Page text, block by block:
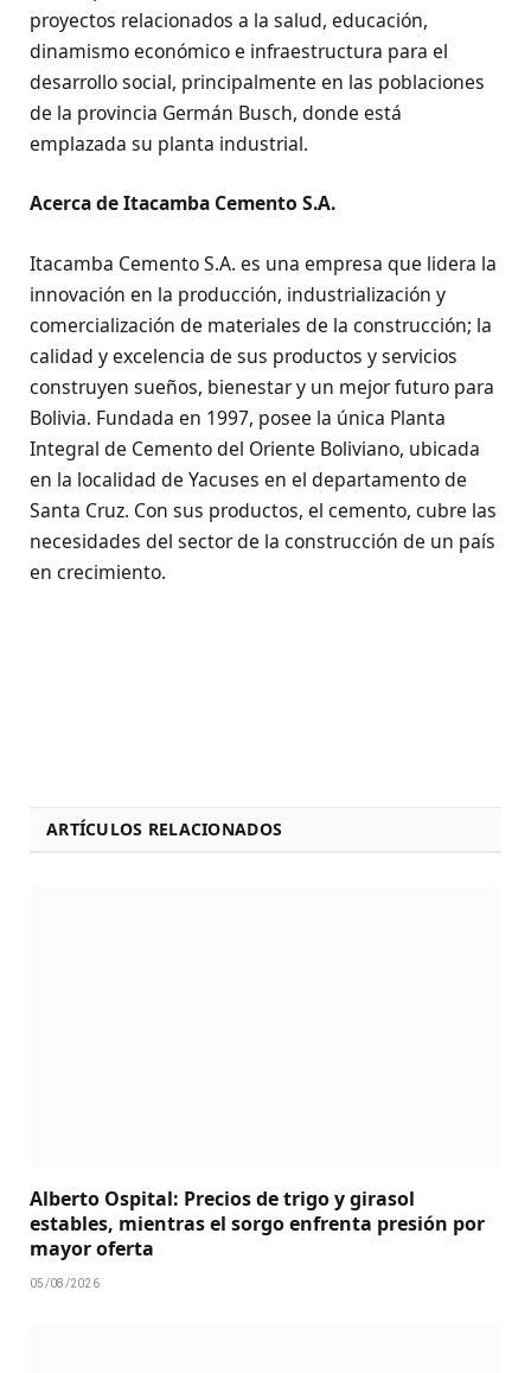
proyectos relacionados a la salud, educación,
dinamismo económico e infraestructura para el
desarrollo social, principalmente en las poblaciones
de la provincia Germán Busch, donde está
emplazada su planta industrial.
Acerca de Itacamba Cemento S.A.
Itacamba Cemento S.A. es una empresa que lidera la
innovación en la producción, industrialización y
comercialización de materiales de la construcción; la
calidad y excelencia de sus productos y servicios
construyen sueños, bienestar y un mejor futuro para
Bolivia. Fundada en 1997, posee la única Planta
Integral de Cemento del Oriente Boliviano, ubicada
en la localidad de Yacuses en el departamento de
Santa Cruz. Con sus productos, el cemento, cubre las
necesidades del sector de la construcción de un país
en crecimiento.
ARTÍCULOS RELACIONADOS
Alberto Ospital: Precios de trigo y girasol
estables, mientras el sorgo enfrenta presión por
mayor oferta
05/08/2026